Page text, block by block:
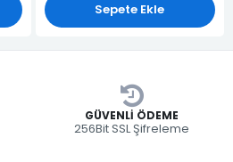
Sepete Ekle
GÜVENLI ÖDEME
256Bit SSL Şifreleme